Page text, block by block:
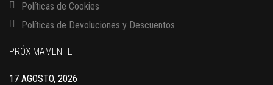
Políticas de Cookies
Políticas de Devoluciones y Descuentos
PRÓXIMAMENTE
13 AGOSTO, 2026
17 AGOSTO, 2026
Gerencia de empresas familiares
17 AGOSTO, 2026